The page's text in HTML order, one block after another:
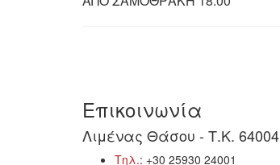
Επικοινωνία
Λιμένας Θάσου - Τ.Κ. 64004
Τηλ.: +30 25930 24001